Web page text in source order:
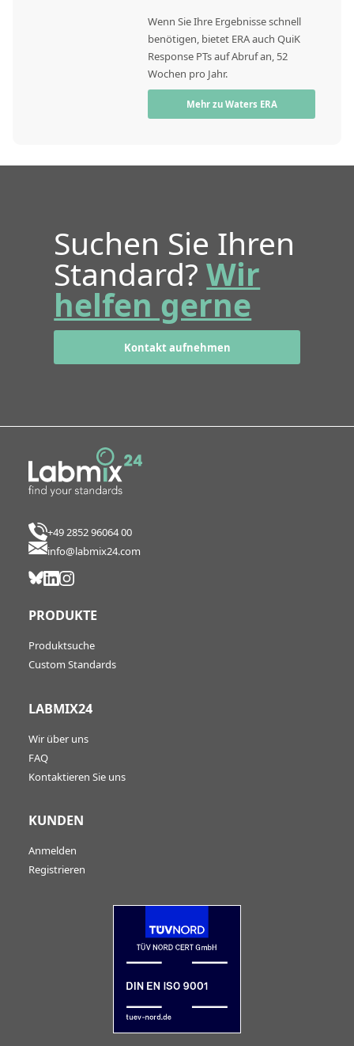
Wenn Sie Ihre Ergebnisse schnell
benötigen, bietet ERA auch QuiK
Response PTs auf Abruf an, 52
Wochen pro Jahr.
Mehr zu Waters ERA
Suchen Sie Ihren
Standard?Wir
helfen gerne
Kontakt aufnehmen
+49 2852 96064 00
info@labmix24.com
PRODUKTE
Produktsuche
Custom Standards
LABMIX24
Wir über uns
FAQ
Kontaktieren Sie uns
KUNDEN
Anmelden
Registrieren